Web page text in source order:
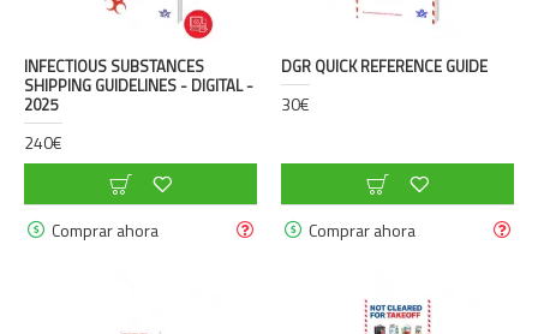
INFECTIOUS SUBSTANCES
SHIPPING GUIDELINES - DIGITAL -
2025
240€
Comprar ahora
DGR QUICK REFERENCE GUIDE
30€
Comprar ahora